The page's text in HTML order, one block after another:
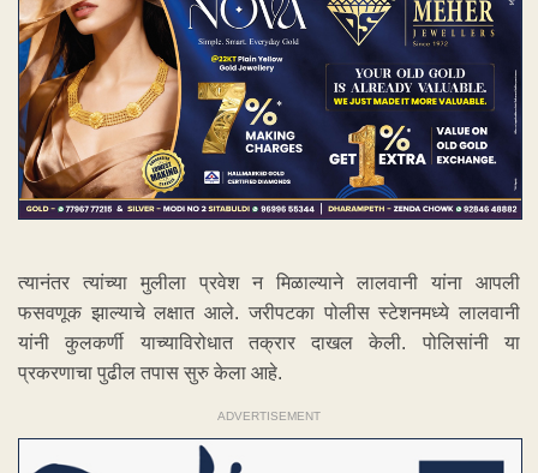
त्यानंतर त्यांच्या मुलीला प्रवेश न मिळाल्याने लालवानी यांना आपली
फसवणूक झाल्याचे लक्षात आले. जरीपटका पोलीस स्टेशनमध्ये लालवानी
यांनी कुलकर्णी याच्याविरोधात तक्रार दाखल केली. पोलिसांनी या
प्रकरणाचा पुढील तपास सुरु केला आहे.
ADVERTISEMENT